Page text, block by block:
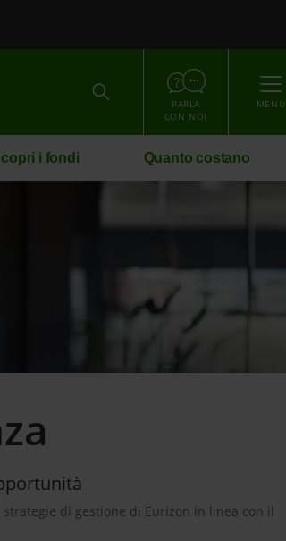
ACCEDI
PARLA
CON NOI
MENU
i fondi Quanto costano
di gestione di Eurizon in linea con il